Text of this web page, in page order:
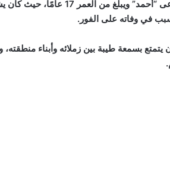
وخلال الفحص، تبين أن
في وفاته على الفور.
بسمعة طيبة بين زملائه وأبناء